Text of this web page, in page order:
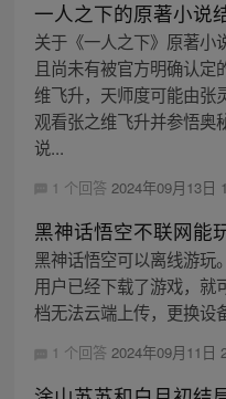
一人之下的原著小说
关于《一人之下》原著小
且尚未有被官方明确认定
维飞升，天师度可能由张
观看张之维飞升并参悟奥
说...
1 个回答 2024年09月13日
黑神话悟空不联网能
黑神话悟空可以离线游玩
用户已经下载了游戏，就
档无法云端上传，更换设
1 个回答 2024年09月11日